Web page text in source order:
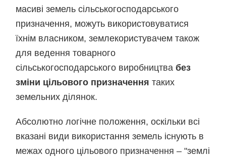
масиві земель сільськогосподарського
призначення, можуть використовуватися
їхнім власником, землекористувачем також
для ведення товарного
сільськогосподарського виробництвабез
зміни цільового призначення таких
земельних ділянок.
Абсолютно логічне положення, оскільки всі
вказані види використання земель існують в
межах одного цільового призначення – "землі